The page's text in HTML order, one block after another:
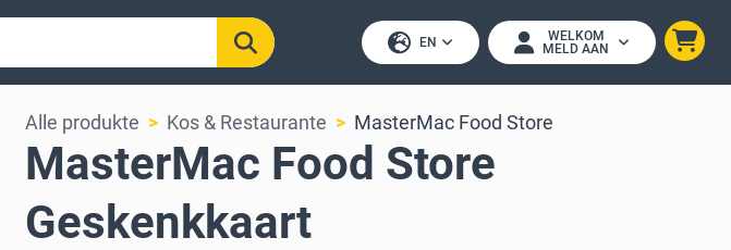
EN
WELKOM
MELD AAN
Alle produkte Kos & Restaurante MasterMac Food Store
MasterMac Food Store
Geskenkkaart